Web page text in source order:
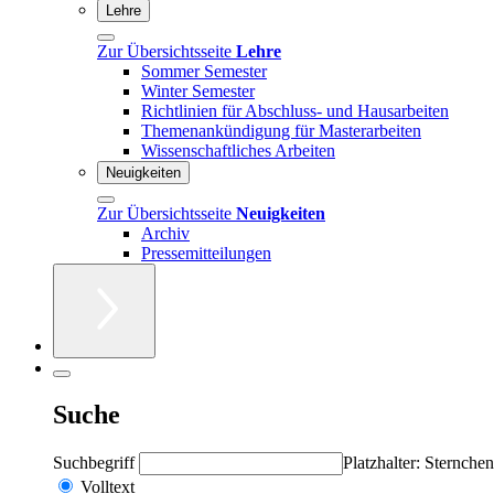
Lehre
Zur Übersichtsseite Lehre
Sommer Semester
Winter Semester
Richtlinien für Abschluss- und Hausarbeiten
Themenankündigung für Masterarbeiten
Wissenschaftliches Arbeiten
Neuigkeiten
Zur Übersichtsseite Neuigkeiten
Archiv
Pressemitteilungen
Suche
Suchbegriff
Platzhalter:
Volltext